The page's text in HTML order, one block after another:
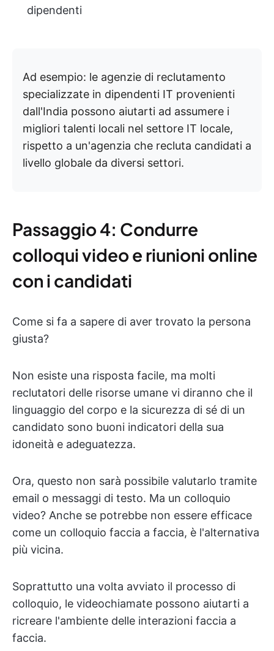
dipendenti
Ad esempio: le agenzie di reclutamento
specializzate in dipendenti IT provenienti
dall'India possono aiutarti ad assumere i
migliori talenti locali nel settore IT locale,
rispetto a un'agenzia che recluta candidati a
livello globale da diversi settori.
Passaggio 4: Condurre
colloqui video e riunioni online
con i candidati
Come si fa a sapere di aver trovato la persona
giusta?
Non esiste una risposta facile, ma molti
reclutatori delle risorse umane vi diranno che il
linguaggio del corpo e la sicurezza di sé di un
candidato sono buoni indicatori della sua
idoneità e adeguatezza.
Ora, questo non sarà possibile valutarlo tramite
email o messaggi di testo. Ma un colloquio
video? Anche se potrebbe non essere efficace
come un colloquio faccia a faccia, è l'alternativa
più vicina.
Soprattutto una volta avviato il processo di
colloquio, le videochiamate possono aiutarti a
ricreare l'ambiente delle interazioni faccia a
faccia.